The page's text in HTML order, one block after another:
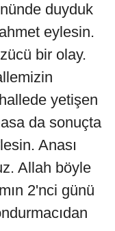
duyduk
eylesin.
bir olay.
yetişen
da sonuçta
Anası
Allah böyle
2'nci günü